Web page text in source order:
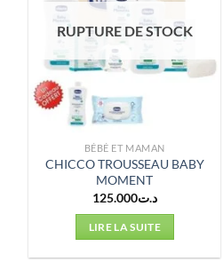
RUPTURE DE STOCK
BÉBÉ ET MAMAN
CHICCO TROUSSEAU BABY
MOMENT
د.ت125.000
LIRE LA SUITE